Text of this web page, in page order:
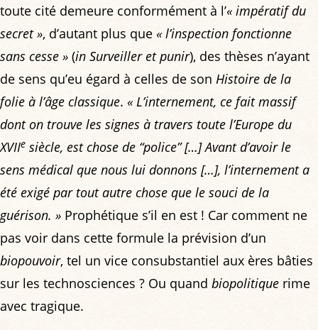
toute cité demeure conformément à l’« impératif du
secret », d’autant plus que « l’inspection fonctionne
sans cesse » (in Surveiller et punir), des thèses n’ayant
de sens qu’eu égard à celles de son Histoire de la
folie à l’âge classique. « L’internement, ce fait massif
dont on trouve les signes à travers toute l’Europe du
XVIIe siècle, est chose de “police” […] Avant d’avoir le
sens médical que nous lui donnons […], l’internement a
été exigé par tout autre chose que le souci de la
guérison. » Prophétique s’il en est ! Car comment ne
pas voir dans cette formule la prévision d’un
biopouvoir, tel un vice consubstantiel aux ères bâties
sur les technosciences ? Ou quand biopolitique rime
avec tragique.